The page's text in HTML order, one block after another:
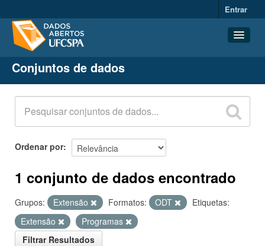
Entrar
Conjuntos de dados
Organizações
Grupos
Sobre
Conjuntos de dados
Ordenar por
1 conjunto de dados encontrado
Grupos: Extensão Formatos: ODT
Etiquetas:
Extensão
Programas
Filtrar Resultados